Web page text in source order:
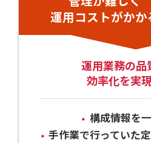
運用コストがかか
運用業務の品
効率化を実
構成情報を
手作業で行っていた